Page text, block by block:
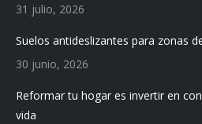
31 julio, 2026
Suelos antideslizantes para zonas
30 junio, 2026
Reformar tu hogar es invertir en
vida